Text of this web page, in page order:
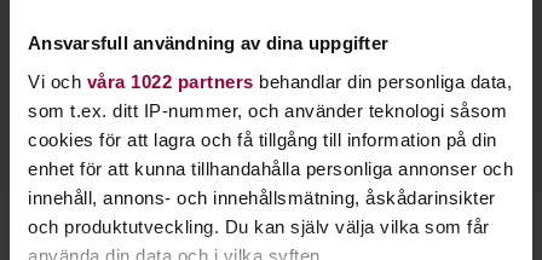
Ansvarsfull användning av dina uppgifter
Vi och våra 1022 partners behandlar din personliga data,
som t.ex. ditt IP-nummer, och använder teknologi såsom
cookies för att lagra och få tillgång till information på din
enhet för att kunna tillhandahålla personliga annonser och
innehåll, annons- och innehållsmätning, åskådarinsikter
och produktutveckling. Du kan själv välja vilka som får
använda din data och i vilka syften.
Jessica Krafft
Verksamhetsspecialist Lärande & Förening
Skicka e-post
073-333 70 92